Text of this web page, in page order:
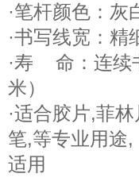
·笔杆颜色：灰
·书写线宽：精
·寿 命：连续
米）
·适合胶片,菲
笔,等专业用途
适用